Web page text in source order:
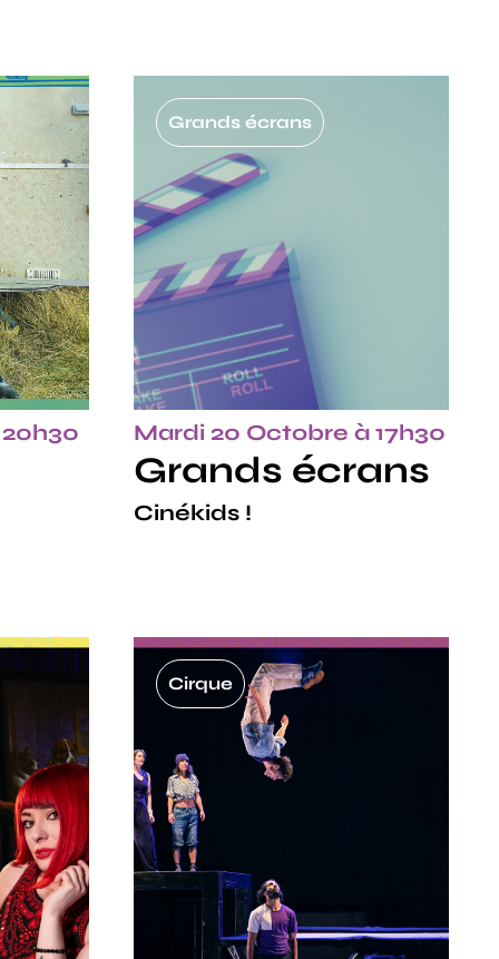
Grands écrans
Mardi 20 Octobre à 17h30
Grands écrans
Cinékids !
Cirque